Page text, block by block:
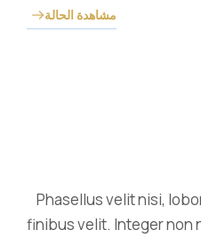
مشاهدة الحالة
Phasellus velit nisi,
finibus velit. Integer non